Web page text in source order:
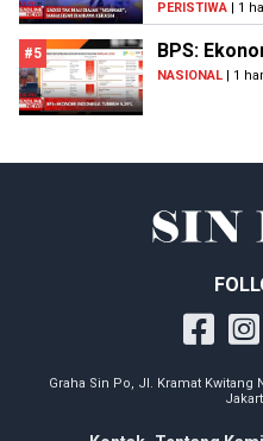
PERISTIWA | 1
#5 BPS:
NASIONAL | 1
Graha Sin Po, Jl. Kramat Kwitang